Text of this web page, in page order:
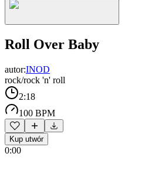
Roll Over Baby
autor:INOD
rock/rock 'n' roll
2:18
100 BPM
Kup utwór
0:00